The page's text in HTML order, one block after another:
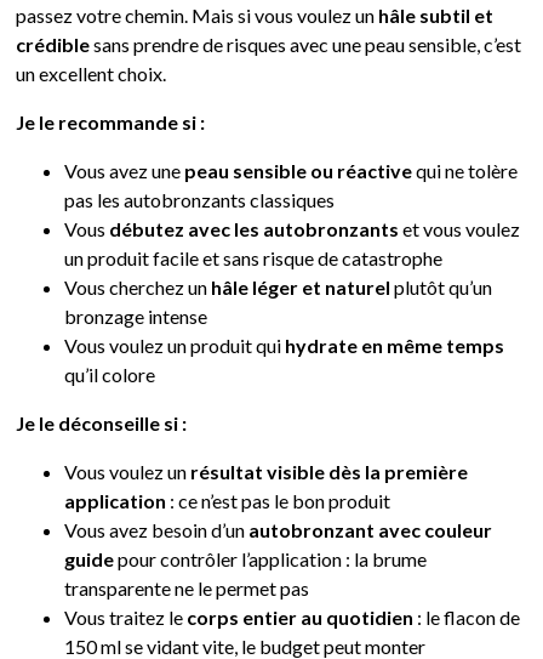
passez votre chemin. Mais si vous voulez un hâle subtil et
crédiblesans prendre de risques avec une peau sensible, c’est
un excellent choix.
Je le recommande si :
Vous avez une peau sensible ou réactivequi ne tolère
pas les autobronzants classiques
Vous débutez avec les autobronzants et vous voulez
un produit facile et sans risque de catastrophe
Vous cherchez un hâle léger et naturel plutôt qu’un
bronzage intense
Vous voulez un produit qui hydrate en même temps
qu’il colore
Je le déconseille si :
Vous voulez un résultat visible dès la première
application : ce n’est pas le bon produit
Vous avez besoin d’un autobronzant avec couleur
guidepour contrôler l’application : la brume
transparente ne le permet pas
Vous traitez le corps entier au quotidien : le flacon de
150 ml se vidant vite, le budget peut monter